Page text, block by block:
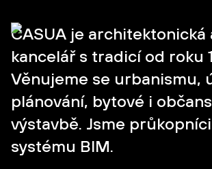
CASUA je architektonická
kancelář s tradicí od roku
Věnujeme se urbanismu,
plánování, bytové i
výstavbě. Jsme
systému BIM.